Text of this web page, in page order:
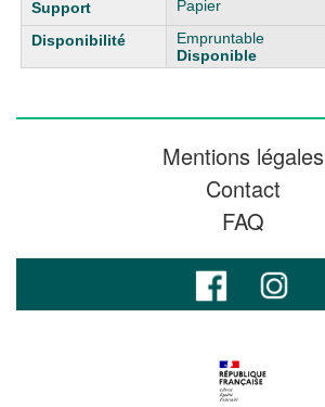
Papier
Empruntable
Disponible
Mentions légales
Contact
FAQ